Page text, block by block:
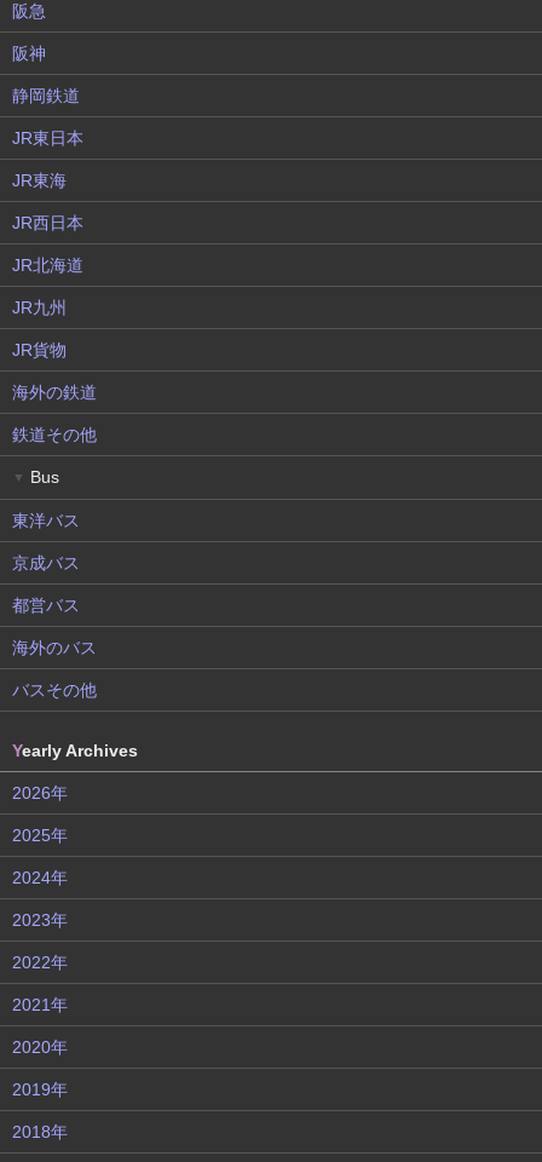
阪急
阪神
静岡鉄道
JR東日本
JR東海
JR西日本
JR北海道
JR九州
JR貨物
海外の鉄道
鉄道その他
▼ Bus
東洋バス
京成バス
都営バス
海外のバス
バスその他
Yearly Archives
2026年
2025年
2024年
2023年
2022年
2021年
2020年
2019年
2018年